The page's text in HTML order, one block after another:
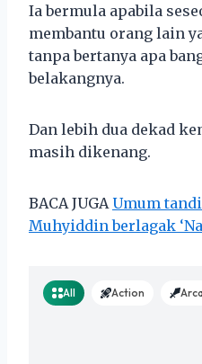
Ia bermula apabila
membantu orang lain
tanpa bertanya apa
belakangnya.
Dan lebih dua dekad
masih dikenang.
BACA JUGA Umum
Muhyiddin berlagak